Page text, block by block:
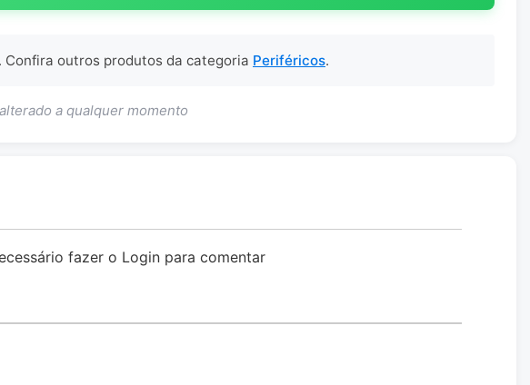
. Confira outros produtos da categoria Periféricos.
a qualquer momento
fazer o Login para comentar